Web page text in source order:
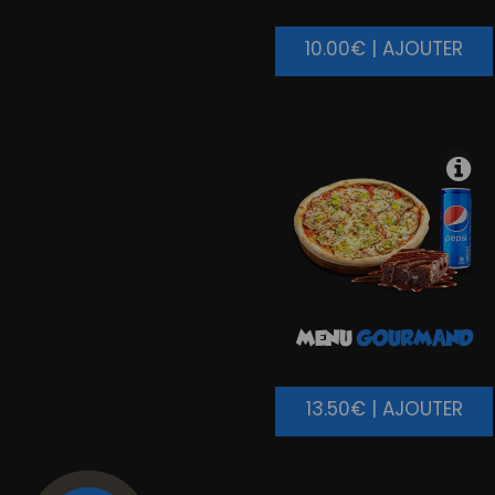
10.00€ | AJOUTER
MENUGOURMAND
13.50€ | AJOUTER